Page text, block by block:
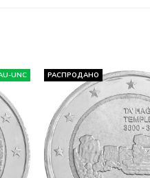
UNC РАСПРОДАНО